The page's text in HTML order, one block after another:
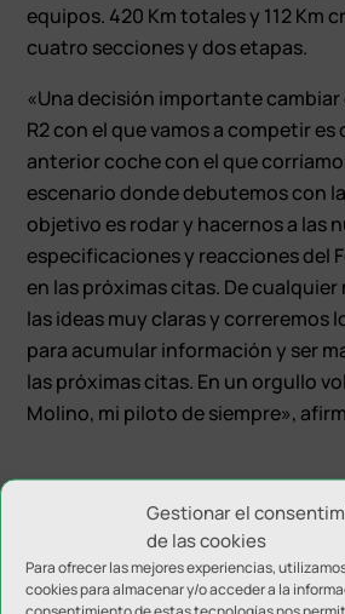
Gestionar el
de las cookies
Para ofrecer las mejores experiencias,
cookies para almacenar y/o acceder a la
equipos. 420 Km totales y 112 Km
cuatro secciones y dos etapas.
«Una decisión importante cambiar
R2 con el que vamos a competir
anterior coche con el que
escenario donde debutemos con
objetivo es rodar y hacernos a las
especificaciones y reacciones del
en las próximas citas. De
las ideas muy claras y correremos
para acumular información y ser
las próximas citas. En un orgullo
Molino, mi piloto de siempre»,
Enviar comentario